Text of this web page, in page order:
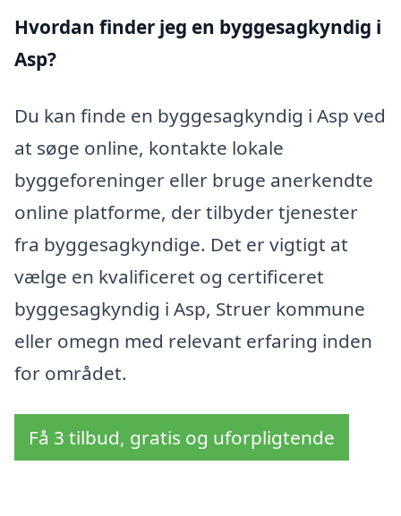
Hvordan finder jeg en byggesagkyndig i
Asp?
Du kan finde en byggesagkyndig i Asp ved
at søge online, kontakte lokale
byggeforeninger eller bruge anerkendte
online platforme, der tilbyder tjenester
fra byggesagkyndige. Det er vigtigt at
vælge en kvalificeret og certificeret
byggesagkyndig i Asp, Struer kommune
eller omegn med relevant erfaring inden
for området.
Få 3 tilbud, gratis og uforpligtende